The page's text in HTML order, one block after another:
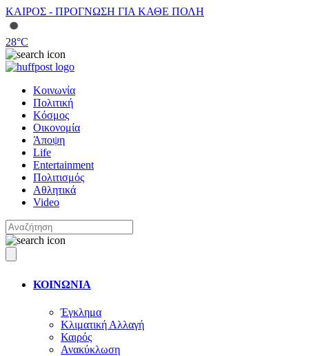
ΚΑΙΡΟΣ - ΠΡΟΓΝΩΣΗ ΓΙΑ ΚΑΘΕ ΠΟΛΗ
28°C
Κοινωνία
Πολιτική
Κόσμος
Οικονομία
Άποψη
Life
Entertainment
Πολιτισμός
Αθλητικά
Video
ΚΟΙΝΩΝΙΑ
Έγκλημα
Κλιματική Αλλαγή
Καιρός
Ανακύκλωση